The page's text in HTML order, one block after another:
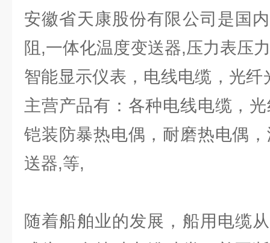
安徽省天康股份有限公司是国
阻,一体化温度变送器,压力表压
智能显示仪表，电线电缆，光
主营产品有：各种电线电缆，
铠装防暴热电偶，耐磨热电偶
送器,等,
随着船舶业的发展，船用电缆